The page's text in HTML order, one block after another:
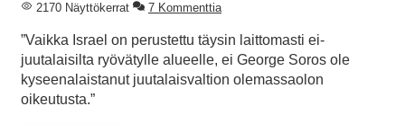
2170 Näyttökerrat
7 Kommenttia
”Vaikka Israel on perustettu täysin laittomasti ei-
juutalaisilta ryövätylle alueelle, ei George Soros ole
kyseenalaistanut juutalaisvaltion olemassaolon
oikeutusta.”